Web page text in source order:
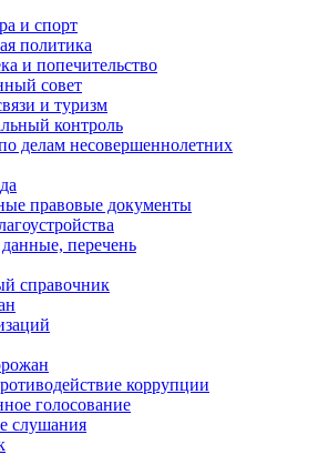
и спорт
политика
и попечительство
совет
и туризм
контроль
делам несовершеннолетних
правовые документы
перечень
справочник
коррупции
голосование
слушания